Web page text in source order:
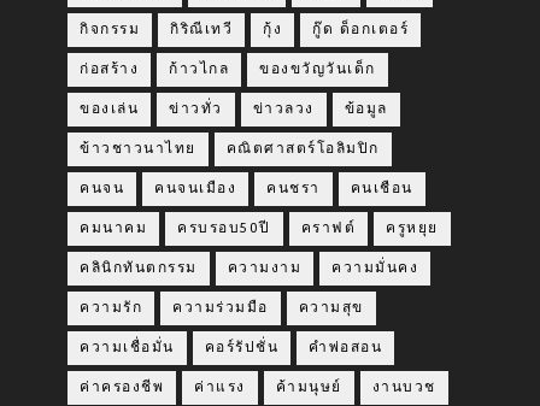
กิจกรรม กิริณีเทวี กุ้ง กู๊ด ด็อกเตอร์
ก่อสร้าง ก้าวไกล ของขวัญวันเด็ก
ของเล่น ข่าวทั่ว ข่าวลวง ข้อมูล
ข้าวชาวนาไทย คณิตศาสตร์โอลิมปิก
คนจน คนจนเมือง คนชรา คนเชือน
คมนาคม ครบรอบ50ปี คราฟต์ ครูหยุย
คลินิกทันตกรรม ความงาม ความมั่นคง
ความรัก ความร่วมมือ ความสุข
ความเชื่อมั่น คอร์รัปชั่น คำพ่อสอน
ค่าครองชีพ ค่าแรง ค้ามนุษย์ งานบวช